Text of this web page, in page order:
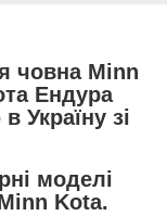
човна Minn
Ендура
Україну зі
моделі
Kota.